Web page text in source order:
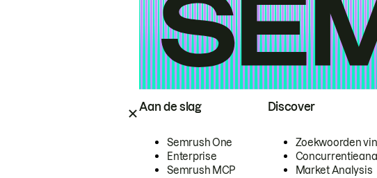
Aan de slag
Semrush One
Enterprise
Semrush MCP
Discover
Zoekwoorden
Market Analysis